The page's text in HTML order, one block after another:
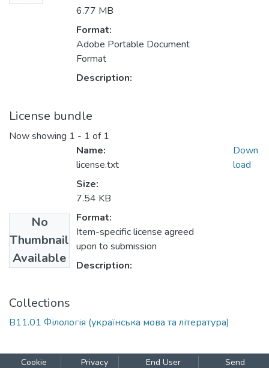
6.77 MB
Format:
Adobe Portable Document
Format
Description:
License bundle
Now showing 1 - 1 of 1
No
Thumbnail
Available
Name:
license.txt
Size:
7.54 KB
Format:
Item-specific license agreed
upon to submission
Description:
Down
load
Collections
В11.01 Філологія (українська мова та література)
Cookie Privacy End User Send